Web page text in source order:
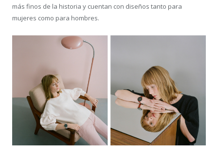
más finos de la historia y cuentan con diseños tanto para
mujeres como para hombres.